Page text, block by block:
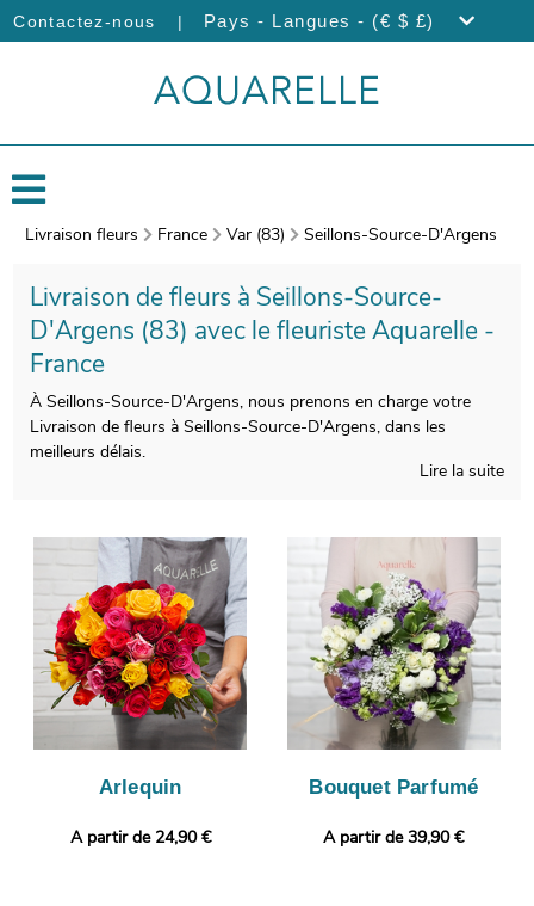
Contactez-nous | Pays - Langues - (€ $ £)
Livraison fleurs France Var (83) Seillons-Source-D'Argens
Livraison de fleurs à Seillons-Source-
D'Argens (83) avec le fleuriste Aquarelle -
France
À Seillons-Source-D'Argens, nous prenons en charge votre
Livraison de fleurs à Seillons-Source-D'Argens, dans les
meilleurs délais.
bouquet sera ensuite emballé, et une photo de vos produits
commandés sera prise, une fois le bouquet inséré dans son
vase de transport. Cette photographie vous est ensuite
envoyée de manière à ce que vous puissiez vous assurer que le
bouquet qui a été réalisé par nos soins correspond à celui que
vous avez commandé. Finalement, il sera envoyé dans les
meilleurs délais à Seillons-Source-D'Argens. Rendez votre
présent plus personnel encore avec une photo ou un message
selon vos envies.
Lire la suite
Arlequin
A partir de 24,90 €
Bouquet Parfumé
A partir de 39,90 €